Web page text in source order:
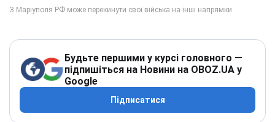
Будьте першими у курсі головного —
підпишіться на Новини на OBOZ.UA у
Google
Підписатися